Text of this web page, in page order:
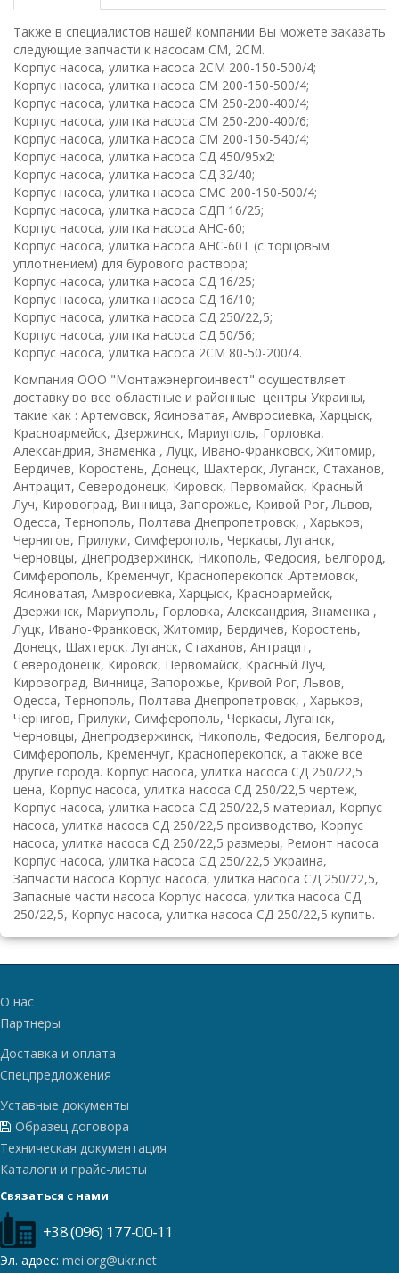
Также в специалистов нашей компании Вы можете заказать
следующие запчасти к насосам СМ, 2СМ.
Корпус насоса, улитка насоса 2СМ 200-150-500/4;
Корпус насоса, улитка насоса СМ 200-150-500/4;
Корпус насоса, улитка насоса СМ 250-200-400/4;
Корпус насоса, улитка насоса СМ 250-200-400/6;
Корпус насоса, улитка насоса СМ 200-150-540/4;
Корпус насоса, улитка насоса СД 450/95х2;
Корпус насоса, улитка насоса СД 32/40;
Корпус насоса, улитка насоса СМС 200-150-500/4;
Корпус насоса, улитка насоса СДП 16/25;
Корпус насоса, улитка насоса АНС-60;
Корпус насоса, улитка насоса АНС-60Т (с торцовым
уплотнением) для бурового раствора;
Корпус насоса, улитка насоса СД 16/25;
Корпус насоса, улитка насоса СД 16/10;
Корпус насоса, улитка насоса СД 250/22,5;
Корпус насоса, улитка насоса СД 50/56;
Корпус насоса, улитка насоса 2СМ 80-50-200/4.
Компания ООО "Монтажэнергоинвест" осуществляет
доставку во все областные и районные центры Украины,
такие как : Артемовск, Ясиноватая, Амвросиевка, Харцыск,
Красноармейск, Дзержинск, Мариуполь, Горловка,
Александрия, Знаменка , Луцк, Ивано-Франковск, Житомир,
Бердичев, Коростень, Донецк, Шахтерск, Луганск, Стаханов,
Антрацит, Северодонецк, Кировск, Первомайск, Красный
Луч, Кировоград, Винница, Запорожье, Кривой Рог, Львов,
Одесса, Тернополь, Полтава Днепропетровск, , Харьков,
Чернигов, Прилуки, Симферополь, Черкасы, Луганск,
Черновцы, Днепродзержинск, Никополь, Федосия, Белгород,
Симферополь, Кременчуг, Красноперекопск .Артемовск,
Ясиноватая, Амвросиевка, Харцыск, Красноармейск,
Дзержинск, Мариуполь, Горловка, Александрия, Знаменка ,
Луцк, Ивано-Франковск, Житомир, Бердичев, Коростень,
Донецк, Шахтерск, Луганск, Стаханов, Антрацит,
Северодонецк, Кировск, Первомайск, Красный Луч,
Кировоград, Винница, Запорожье, Кривой Рог, Львов,
Одесса, Тернополь, Полтава Днепропетровск, , Харьков,
Чернигов, Прилуки, Симферополь, Черкасы, Луганск,
Черновцы, Днепродзержинск, Никополь, Федосия, Белгород,
Симферополь, Кременчуг, Красноперекопск, а также все
другие города. Корпус насоса, улитка насоса СД 250/22,5
цена, Корпус насоса, улитка насоса СД 250/22,5 чертеж,
Корпус насоса, улитка насоса СД 250/22,5 материал, Корпус
насоса, улитка насоса СД 250/22,5 производство, Корпус
насоса, улитка насоса СД 250/22,5 размеры, Ремонт насоса
Корпус насоса, улитка насоса СД 250/22,5 Украина,
Запчасти насоса Корпус насоса, улитка насоса СД 250/22,5,
Запасные части насоса Корпус насоса, улитка насоса СД
250/22,5, Корпус насоса, улитка насоса СД 250/22,5 купить.
О нас
Партнеры
Доставка и оплата
Спецпредложения
Уставные документы
Образец договора
Техническая документация
Каталоги и прайс-листы
Связаться с нами
+38 (096) 177-00-11
Эл. адрес: mei.org@ukr.net